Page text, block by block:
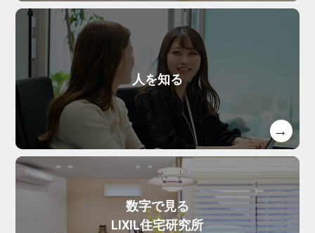
人を知る
数字で見る
LIXIL住宅研究所